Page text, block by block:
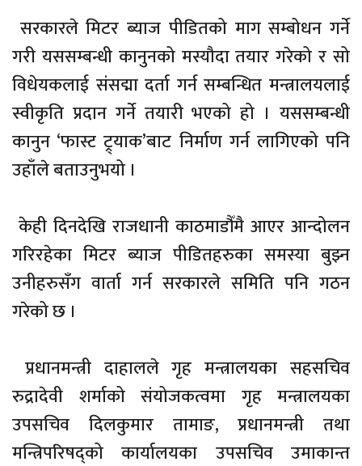
सरकारले मिटर ब्याज पीडितको माग सम्बोधन गर्ने
गरी यससम्बन्धी कानुनको मस्यौदा तयार गरेको र सो
विधेयकलाई संसद्मा दर्ता गर्न सम्बन्धित मन्त्रालयलाई
स्वीकृति प्रदान गर्ने तयारी भएको हो । यससम्बन्धी
कानुन ‘फास्ट ट्र्याक’बाट निर्माण गर्न लागिएको पनि
उहाँले बताउनुभयो ।
केही दिनदेखि राजधानी काठमाडौँमै आएर आन्दोलन
गरिरहेका मिटर ब्याज पीडितहरुका समस्या बुझ्न
उनीहरुसँग वार्ता गर्न सरकारले समिति पनि गठन
गरेको छ ।
प्रधानमन्त्री दाहालले गृह मन्त्रालयका सहसचिव
रुद्रादेवी शर्माको संयोजकत्वमा गृह मन्त्रालयका
उपसचिव दिलकुमार तामाङ, प्रधानमन्त्री तथा
मन्त्रिपरिषद्को कार्यालयका उपसचिव उमाकान्त